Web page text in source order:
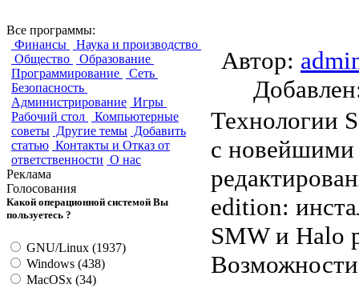
Все программы:
Финансы
Наука и производство
Общество
Образование
Программирование
Сеть
Безопасность
Администрирование Игры
Рабочий стол
Компьютерные
советы Другие темы Добавить
статью Контакты и Отказ от
ответственности О нас
Реклама
Голосования
Какой операционной системой Вы
пользуетесь ?
GNU/Linux (1937)
Windows (438)
MacOSx (34)
Автор:
Технологии
с новейшими
edition:
SMW и Halo